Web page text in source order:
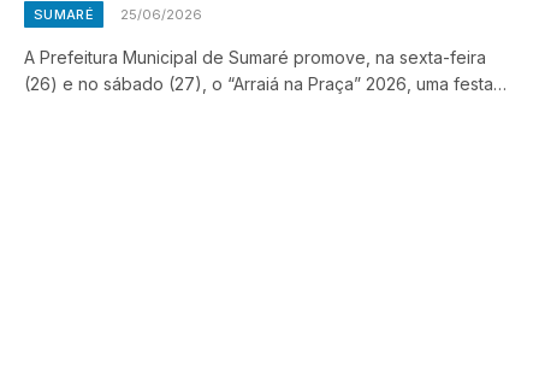
SUMARÉ 25/06/2026
A Prefeitura Municipal de Sumaré promove, na sexta-feira
(26) e no sábado (27), o “Arraiá na Praça” 2026, uma festa…